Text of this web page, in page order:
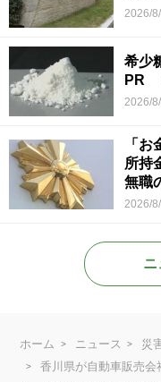
2026/
希少
PR
2026/
「
所持
無職
2026/
ニ
ホーム ニュース
災
香川県が自動車販売